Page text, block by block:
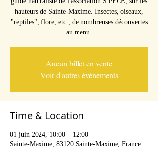
hauteurs de Sainte-Maxime. Insectes, oiseaux,
"reptiles", flore, etc., de nombreuses découvertes
au menu.
Aucun billet en vente
Voir d'autres événements
Time & Location
01 juin 2024, 10:00 – 12:00
Sainte-Maxime, 83120 Sainte-Maxime, France